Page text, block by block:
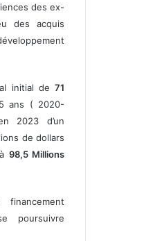
des ex-
des acquis
initial de 71
ans ( 2020-
2023 d’un
de dollars
98,5 Millions
poursuivre